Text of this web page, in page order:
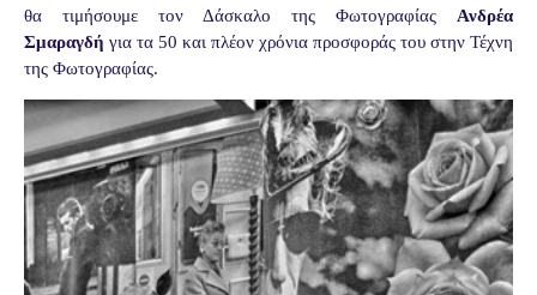
θα τιμήσουμε τον Δάσκαλο της Φωτογραφίας Ανδρέα
Σμαραγδή για τα 50 και πλέον χρόνια προσφοράς του στην Τέχνη
της Φωτογραφίας.